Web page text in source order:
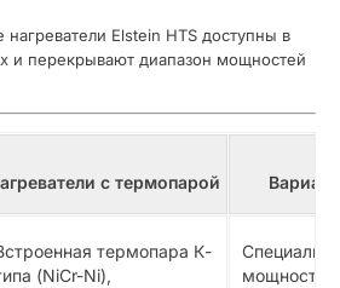
Elstein HTS доступны в
и перекрывают диапазон мощностей
с термопарой
термопара К-
(NiCr-Ni),
мощности,